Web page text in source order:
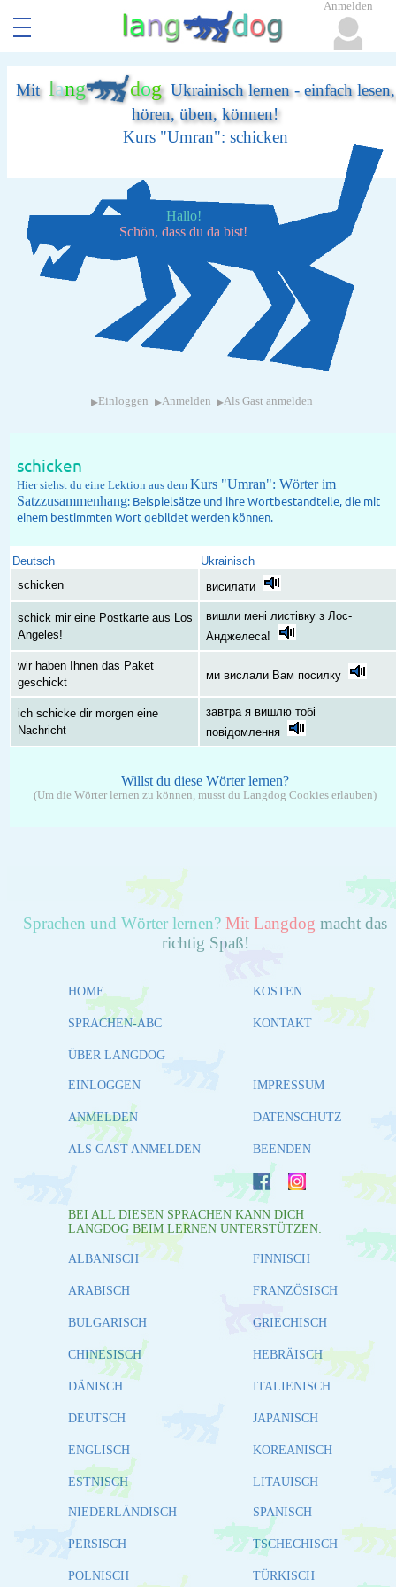
Mit lang dogUkrainisch lernen - einfach lesen,
hören, üben, können!
Kurs "Umran": schicken
Hallo!
Schön, dass du da bist!
▸ Einloggen ▸Anmelden ▸Als Gast anmelden
schicken
Hier siehst du eine Lektion aus dem Kurs "Umran": Wörter im
Satzzusammenhang: Beispielsätze und ihre Wortbestandteile, die mit
einem bestimmten Wort gebildet werden können.
Deutsch
Ukrainisch
schicken
висилати
schick mir eine Postkarte aus Los
Angeles!
вишли мені листівку з Лос-
Анджелеса!
wir haben Ihnen das Paket
geschickt
ми вислали Вам посилку
ich schicke dir morgen eine
Nachricht
завтра я вишлю тобі
повідомлення
Willst du diese Wörter lernen?
(Um die Wörter lernen zu können, musst du Langdog Cookies erlauben)
Sprachen und Wörter lernen? Mit Langdog macht das
richtig Spaß!
HOME
SPRACHEN-ABC
ÜBER LANGDOG
KOSTEN
KONTAKT
EINLOGGEN
ANMELDEN
ALS GAST ANMELDEN
IMPRESSUM
DATENSCHUTZ
BEENDEN
BEI ALL DIESEN SPRACHEN KANN DICH
LANGDOG BEIM LERNEN UNTERSTÜTZEN:
ALBANISCH
ARABISCH
BULGARISCH
CHINESISCH
DÄNISCH
DEUTSCH
ENGLISCH
ESTNISCH
FINNISCH
FRANZÖSISCH
GRIECHISCH
HEBRÄISCH
ITALIENISCH
JAPANISCH
KOREANISCH
LITAUISCH
NIEDERLÄNDISCH
PERSISCH
POLNISCH
SPANISCH
TSCHECHISCH
TÜRKISCH
Anmelden